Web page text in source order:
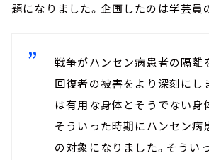
題になりました。企画したのは学芸員
戦争がハンセン病患者の隔離
回復者の被害をより深刻にし
は有用な身体とそうでない身
そういった時期にハンセン病
の対象になりました。そうい